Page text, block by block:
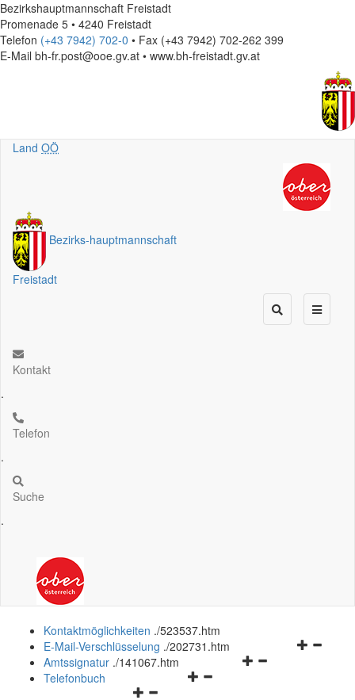
Bezirkshauptmannschaft Freistadt
Promenade 5 • 4240 Freistadt
Telefon (+43 7942) 702-0 • Fax (+43 7942) 702-262 399
E-Mail bh-fr.post@ooe.gv.at • www.bh-freistadt.gv.at
Land OÖ
Bezirks-hauptmannschaft
Freistadt
Kontakt
.
Telefon
.
Suche
.
Kontaktmöglichkeiten ./523537.htm
Navigationsmenü
E-Mail-Verschlüsselung ./202731.htm
Navigationsmenü
Amtssignatur ./141067.htm
Navigationsmenü
Telefonbuch